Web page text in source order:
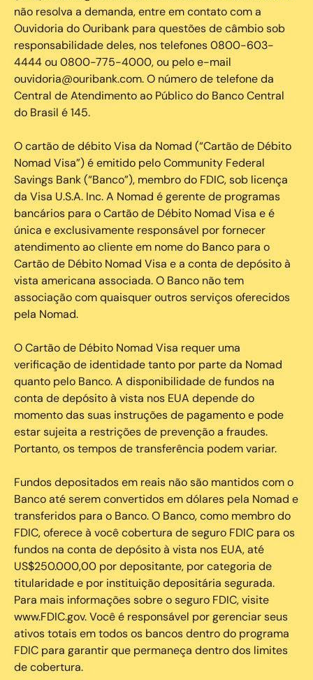
não resolva a demanda, entre em contato com a
Ouvidoria do Ouribank para questões de câmbio sob
responsabilidade deles, nos telefones 0800-603-
4444 ou 0800-775-4000, ou pelo e-mail
ouvidoria@ouribank.com. O número de telefone da
Central de Atendimento ao Público do Banco Central
do Brasil é 145.
O cartão de débito Visa da Nomad (“Cartão de Débito
Nomad Visa”) é emitido pelo Community Federal
Savings Bank (“Banco”), membro do FDIC, sob licença
da Visa U.S.A. Inc. A Nomad é gerente de programas
bancários para o Cartão de Débito Nomad Visa e é
única e exclusivamente responsável por fornecer
atendimento ao cliente em nome do Banco para o
Cartão de Débito Nomad Visa e a conta de depósito à
vista americana associada. O Banco não tem
associação com quaisquer outros serviços oferecidos
pela Nomad.
O Cartão de Débito Nomad Visa requer uma
verificação de identidade tanto por parte da Nomad
quanto pelo Banco. A disponibilidade de fundos na
conta de depósito à vista nos EUA depende do
momento das suas instruções de pagamento e pode
estar sujeita a restrições de prevenção a fraudes.
Portanto, os tempos de transferência podem variar.
Fundos depositados em reais não são mantidos com o
Banco até serem convertidos em dólares pela Nomad e
transferidos para o Banco. O Banco, como membro do
FDIC, oferece à você cobertura de seguro FDIC para os
fundos na conta de depósito à vista nos EUA, até
US$250.000,00 por depositante, por categoria de
titularidade e por instituição depositária segurada.
Para mais informações sobre o seguro FDIC, visite
www.FDIC.gov. Você é responsável por gerenciar seus
ativos totais em todos os bancos dentro do programa
FDIC para garantir que permaneça dentro dos limites
de cobertura.